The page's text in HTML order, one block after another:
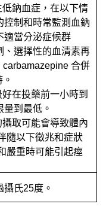
鈉血症，在以下情
控制和時常監測血鈉
適當分泌症候群
、選擇性的血清素再
合併
在投藥前一小時到
到最低。
取可能會導致體內
隨以下徵兆和症狀
嚴重時可能引起痙
氏25度。